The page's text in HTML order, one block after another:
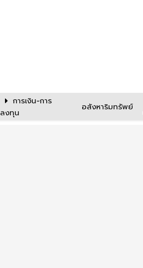
การเงิน-การ
ลงทุน
อสังหาริมทรัพย์